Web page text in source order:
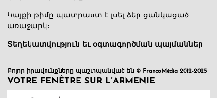
Կայքի թիմը պատրաստ է լսել ձեր ցանկացած
առաջարկ։
Տեղեկատվություն եւ օգտագործման պայմաններ
Բոլոր իրավունքները պաշտպանված են © FrancoMédia 2012-2025
VOTRE FENÊTRE SUR L’ARMENIE